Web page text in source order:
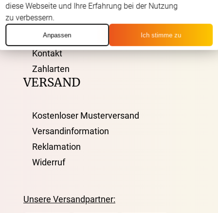
diese Webseite und Ihre Erfahrung bei der Nutzung
zu verbessern.
Anpassen Ich stimme zu
Impressum
Datenschutz
FAQ
Kontakt
Zahlarten
VERSAND
Kostenloser Musterversand
Versandinformation
Reklamation
Widerruf
Unsere Versandpartner: